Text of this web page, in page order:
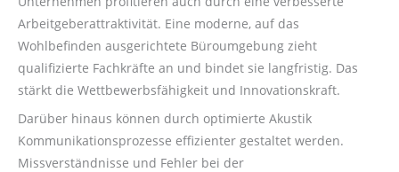
Arbeitgeberattraktivität. Eine moderne, auf das
Wohlbefinden ausgerichtete Büroumgebung zieht
qualifizierte Fachkräfte an und bindet sie langfristig. Das
stärkt die Wettbewerbsfähigkeit und Innovationskraft.
Darüber hinaus können durch optimierte Akustik
Kommunikationsprozesse effizienter gestaltet werden.
Missverständnisse und Fehler bei der